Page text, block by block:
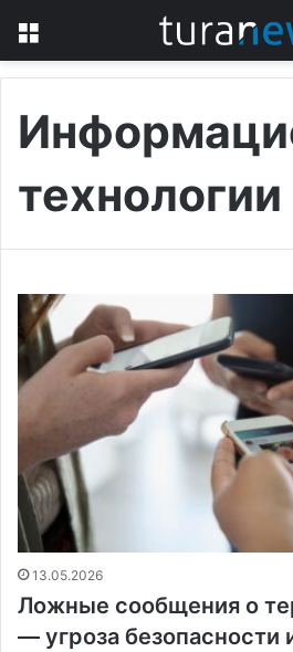
технологии
13.05.2026
Ложные сообщения о
— угроза безопасности